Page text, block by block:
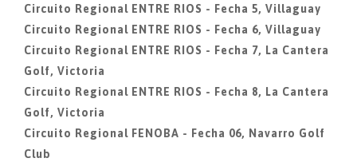
Circuito Regional ENTRE RIOS - Fecha 5, Villaguay
Circuito Regional ENTRE RIOS - Fecha 6, Villaguay
Circuito Regional ENTRE RIOS - Fecha 7, La Cantera
Golf, Victoria
Circuito Regional ENTRE RIOS - Fecha 8, La Cantera
Golf, Victoria
Circuito Regional FENOBA - Fecha 06, Navarro Golf
Club